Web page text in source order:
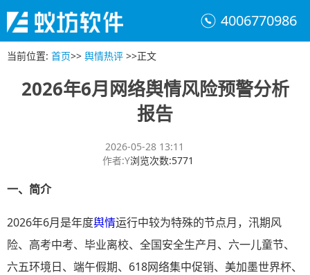
4006770986
当前位置: 首页>> 舆情热评 >>正文
2026年6月网络舆情风险预警分析
报告
2026-05-28 13:11
作者:Y浏览次数:5771
一、简介
2026年6月是年度舆情运行中较为特殊的节点月，汛期风
险、高考中考、毕业离校、全国安全生产月、六一儿童节、
六五环境日、端午假期、618网络集中促销、美加墨世界杯、